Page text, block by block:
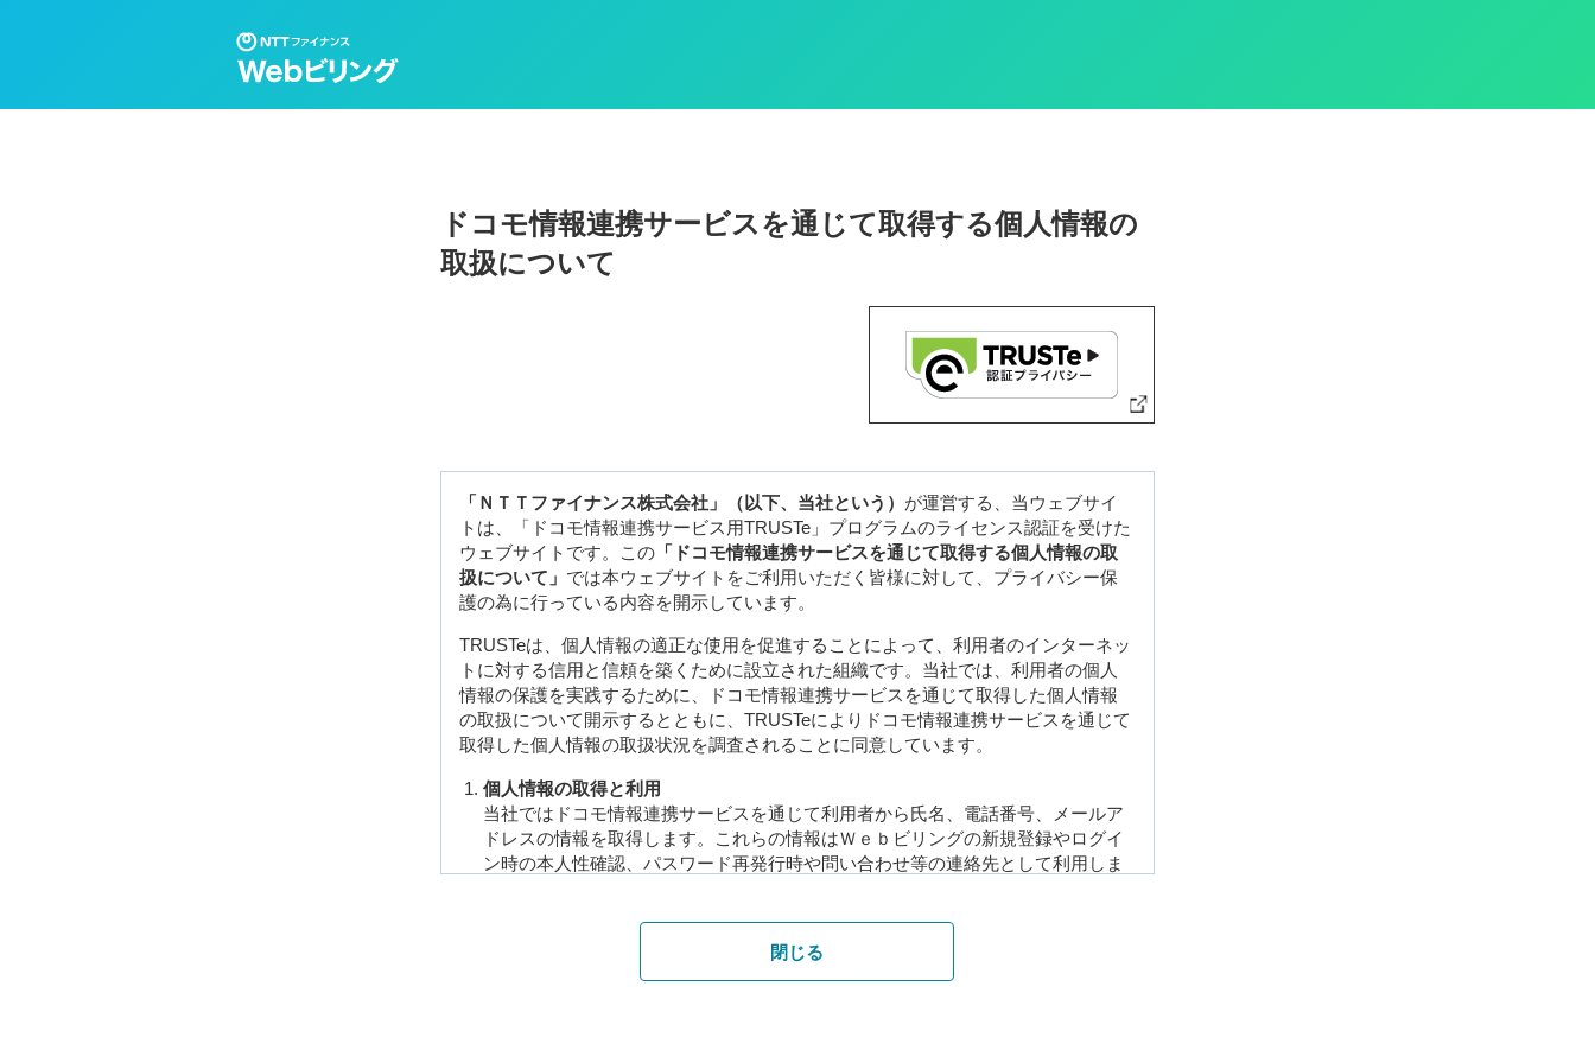
ドコモ情報連携サービスを通じて取得する個人情報の
取扱について
「ＮＴＴファイナンス株式会社」（以下、当社という） が運営する、当ウェブサイ
トは、「ドコモ情報連携サービス用TRUSTe」プログラムのライセンス認証を受けた
ウェブサイトです。この 「ドコモ情報連携サービスを通じて取得する個人情報の取
扱について」 では本ウェブサイトをご利用いただく皆様に対して、プライバシー保
護の為に行っている内容を開示しています。
TRUSTeは、個人情報の適正な使用を促進することによって、利用者のインターネッ
トに対する信用と信頼を築くために設立された組織です。当社では、利用者の個人
情報の保護を実践するために、ドコモ情報連携サービスを通じて取得した個人情報
の取扱について開示するとともに、TRUSTeによりドコモ情報連携サービスを通じて
取得した個人情報の取扱状況を調査されることに同意しています。
個人情報の取得と利用
当社ではドコモ情報連携サービスを通じて利用者から氏名、電話番号、メールア
ドレスの情報を取得します。これらの情報はＷｅｂビリングの新規登録やログイ
ン時の本人性確認、パスワード再発行時や問い合わせ等の連絡先として利用しま
クッキー・ログファイル等を用いた情報取得
本ウェブサイトではクッキーを、ログイン等の機能を目的として使用していま
す。また第三者の広告システムを利用しており、当社以外の第三者のクッキーが
閉じる